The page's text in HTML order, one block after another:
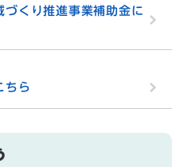
づくり推進事業補助金に
ちら